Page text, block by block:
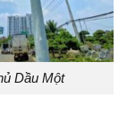
Dầu Một